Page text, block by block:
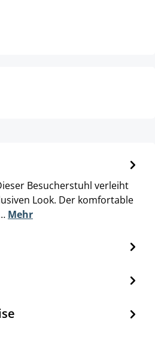
Besucherstuhl verleiht
Look. Der komfortable
Mehr